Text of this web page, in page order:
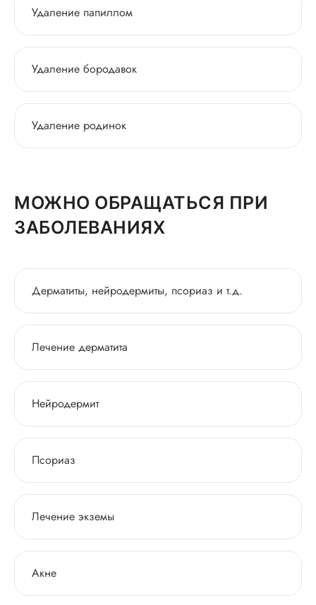
Удаление папиллом
Удаление бородавок
Удаление родинок
МОЖНО ОБРАЩАТЬСЯ ПРИ
ЗАБОЛЕВАНИЯХ
Дерматиты, нейродермиты, псориаз и т.д.
Лечение дерматита
Нейродермит
Псориаз
Лечение экземы
Акне